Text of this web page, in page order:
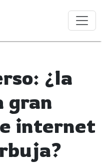
¿la
gran
internet